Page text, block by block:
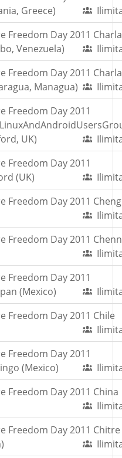
Greece)
Freedom Day 2011
Venezuela)
Freedom Day 2011
Managua)
Freedom Day 2011
UK)
Freedom Day 2011
(UK)
Freedom Day 2011
Freedom Day 2011
Freedom Day 2011
(Mexico)
Freedom Day 2011 Chile
Freedom Day 2011
(Mexico)
Freedom Day 2011 China
Freedom Day 2011 Chitre